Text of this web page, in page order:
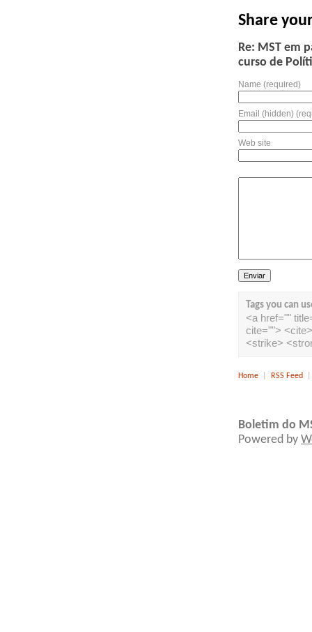
Share
Re: MST em
curso de
Name (required)
Email (hidden)
Web site
Tags you can
<a href=""
cite="">
<strike>
Home RSS Feed
Boletim do
Powered by